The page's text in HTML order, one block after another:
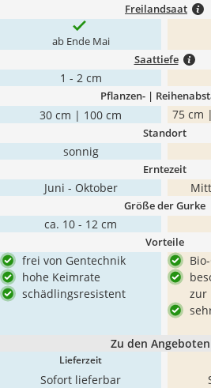
Freilandsaat
ab Ende Mai
Saattiefe
1 - 2 cm
Pflanzen- |
30 cm | 100 cm 75 cm |
Standort
sonnig
Erntezeit
Juni - Oktober
Größe der Gurke
ca. 10 - 12 cm
Vorteile
frei von Gentechnik
hohe Keimrate
schädlingsresistent
zur
Zu den Angeboten
Lieferzeit
Sofort lieferbar